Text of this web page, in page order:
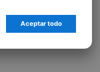
Aceptar todo